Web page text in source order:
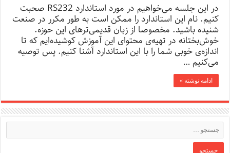
در این جلسه می‌خواهیم در مورد استاندارد RS232 صحبت
کنیم. نام این استاندارد را ممکن است به طور مکرر در صنعت
شنیده باشید. مخصوصا از زبان قدیمی‌ترهای این حوزه.
خوش‌بختانه در تهیه‌ی محتوای این آموزش کوشیده‌ایم که تا
اندازه‌ی خوبی شما را با این استاندارد آشنا کنیم. پس توصیه
می‌کنیم …
ادامه نوشته »